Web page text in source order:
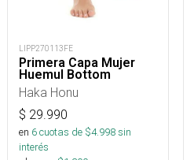
LIPP270113FE
Primera Capa Mujer
Huemul Bottom
Haka Honu
$ 29.990
en 6cuotas de $4.998sin
interés